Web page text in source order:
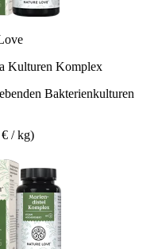
Kulturen Komplex
Bakterienkulturen
/ kg)